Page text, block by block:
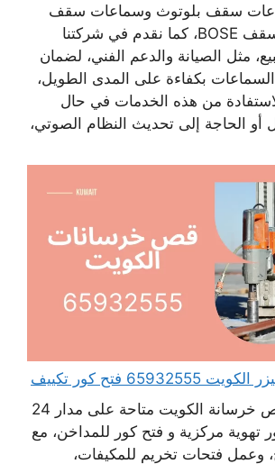
سقف بلوتوث وسماعات سقف
JPL وسماعات سقف BOSE، كما نقدم في شركتنا
مثل الصيانة والدعم الفني، لضمان
بكفاءة على المدى الطويل،
من هذه الخدمات في حال
الحاجة إلى تحديث النظام الصوتي،
فتح كور تكييف
خدمات شركة قص خرسانة الكويت متاحة على مدار 24
تهوية مركزية و فتح كور للمداخن، مع
وعمل فتحات تخريم للمكيفات،